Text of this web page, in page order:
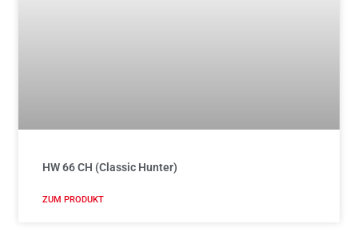
HW 66 CH (Classic Hunter)
ZUM PRODUKT